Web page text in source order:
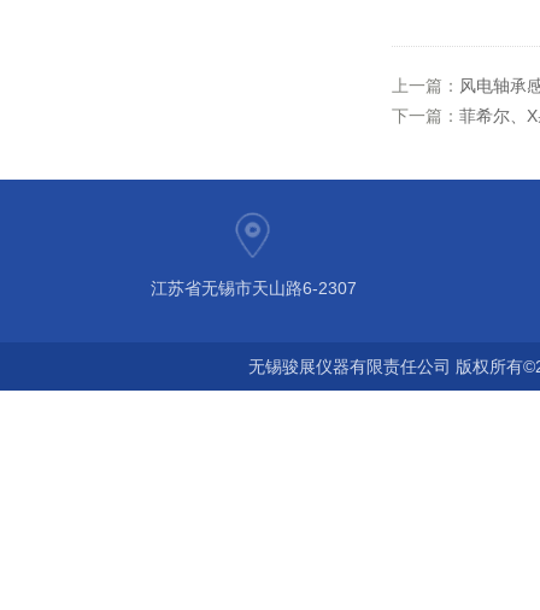
上一篇： 风电轴承
下一篇： 菲希尔、
江苏省无锡市天山路6-2307
无锡骏展仪器有限责任公司 版权所有